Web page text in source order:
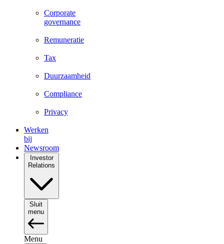
Corporate
governance
Remuneratie
Tax
Duurzaamheid
Compliance
Privacy
Werken
bij
Newsroom
Investor
Relations
Sluit
menu
Menu